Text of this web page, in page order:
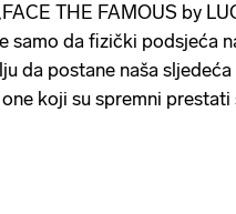
THE FAMOUS by
samo da fizički podsjeća
da postane naša
koji su spremni